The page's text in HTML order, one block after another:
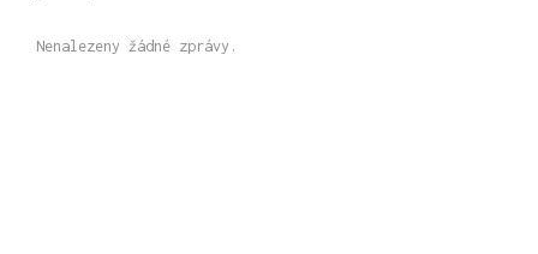
Nenalezeny žádné zprávy.